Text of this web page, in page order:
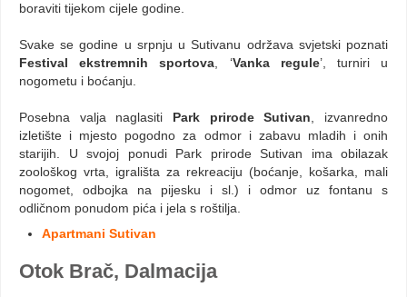
boraviti tijekom cijele godine.
Svake se godine u srpnju u Sutivanu održava svjetski poznati
Festival ekstremnih sportova , ‘Vanka regule’, turniri u
nogometu i boćanju.
Posebna valja naglasiti Park prirode Sutivan , izvanredno
izletište i mjesto pogodno za odmor i zabavu mladih i onih
starijih. U svojoj ponudi Park prirode Sutivan ima obilazak
zoološkog vrta, igrališta za rekreaciju (boćanje, košarka, mali
nogomet, odbojka na pijesku i sl.) i odmor uz fontanu s
odličnom ponudom pića i jela s roštilja.
Apartmani Sutivan
Otok Brač, Dalmacija